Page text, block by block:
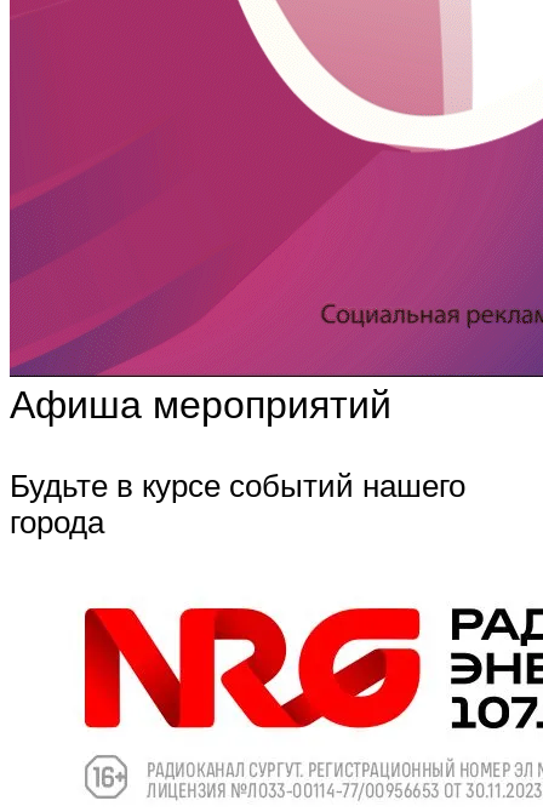
Афиша мероприятий
Будьте в курсе событий нашего
города